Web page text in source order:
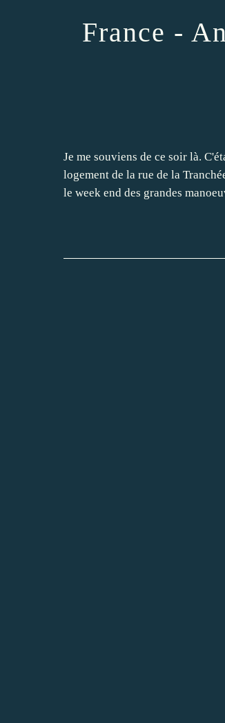
France -
Je me souviens de ce soir là.
logement de la rue de la
le week end des grandes